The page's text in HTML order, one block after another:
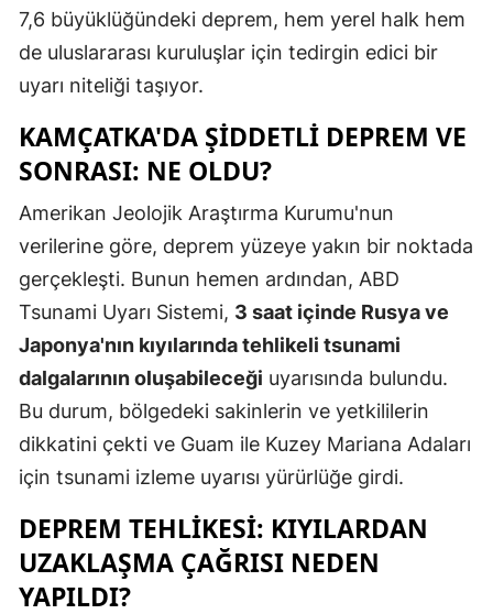
7,6 büyüklüğündeki deprem, hem yerel halk hem
de uluslararası kuruluşlar için tedirgin edici bir
uyarı niteliği taşıyor.
KAMÇATKA'DA ŞIDDETLI DEPREM VE
SONRASI: NE OLDU?
Amerikan Jeolojik Araştırma Kurumu'nun
verilerine göre, deprem yüzeye yakın bir noktada
gerçekleşti. Bunun hemen ardından, ABD
Tsunami Uyarı Sistemi, 3 saat içinde Rusya ve
Japonya'nın kıyılarında tehlikeli tsunami
dalgalarının oluşabileceği uyarısında bulundu.
Bu durum, bölgedeki sakinlerin ve yetkililerin
dikkatini çekti ve Guam ile Kuzey Mariana Adaları
için tsunami izleme uyarısı yürürlüğe girdi.
DEPREM TEHLIKESI: KIYILARDAN
UZAKLAŞMA ÇAĞRISI NEDEN
YAPILDI?